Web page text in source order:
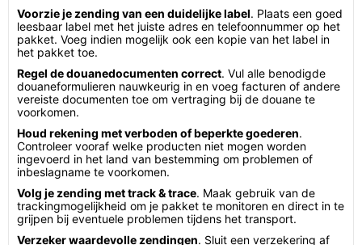
Voorzie je zending van een duidelijke label. Plaats een goed
leesbaar label met het juiste adres en telefoonnummer op het
pakket. Voeg indien mogelijk ook een kopie van het label in
het pakket toe.
Regel de douanedocumenten correct. Vul alle benodigde
douaneformulieren nauwkeurig in en voeg facturen of andere
vereiste documenten toe om vertraging bij de douane te
voorkomen.
Houd rekening met verboden of beperkte goederen.
Controleer vooraf welke producten niet mogen worden
ingevoerd in het land van bestemming om problemen of
inbeslagname te voorkomen.
Volg je zending met track & trace. Maak gebruik van de
trackingmogelijkheid om je pakket te monitoren en direct in te
grijpen bij eventuele problemen tijdens het transport.
Verzeker waardevolle zendingen. Sluit een verzekering af